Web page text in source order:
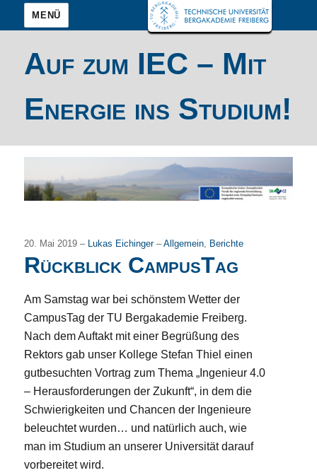
MENÜ
Auf zum IEC – Mit
Energie ins Studium!
20. Mai 2019 – Lukas Eichinger–Allgemein, Berichte
Rückblick CampusTag
Am Samstag war bei schönstem Wetter der
CampusTag der TU Bergakademie Freiberg.
Nach dem Auftakt mit einer Begrüßung des
Rektors gab unser Kollege Stefan Thiel einen
gutbesuchten Vortrag zum Thema „Ingenieur 4.0
– Herausforderungen der Zukunft“, in dem die
Schwierigkeiten und Chancen der Ingenieure
beleuchtet wurden… und natürlich auch, wie
man im Studium an unserer Universität darauf
vorbereitet wird.